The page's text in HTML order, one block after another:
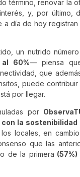
término, renovar la
y, por último,
a día de hoy registran
un nutrido
60%— piensa
que
puede
por llegar.
por
la sostenibilidad
locales, en
que las
de la primera (57%)